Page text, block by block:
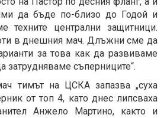
да бъде по-близо до Годой и
техните централни защитници.
в днешния мач. Длъжни сме да
за това как да развиваме
затрудняваме съперниците“.
тимът на ЦСКА запазва „суха
от топ 4, като днес липсваха
Анжело Мартино, както и